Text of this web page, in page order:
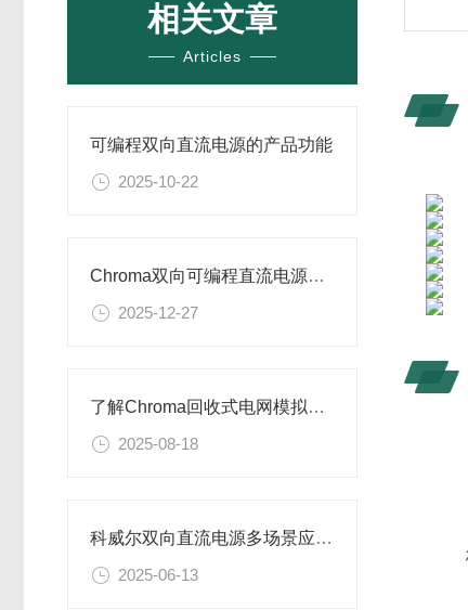
相关文章
Articles
可编程双向直流电源的产品功能
2025-10-22
Chroma双向可编程直流电源产品特征详解
2025-12-27
了解Chroma回收式电网模拟电源的核心功能
2025-08-18
科威尔双向直流电源多场景应用示例
2025-06-13